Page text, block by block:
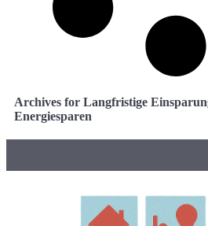
Archives for Langfristige
Energiesparen